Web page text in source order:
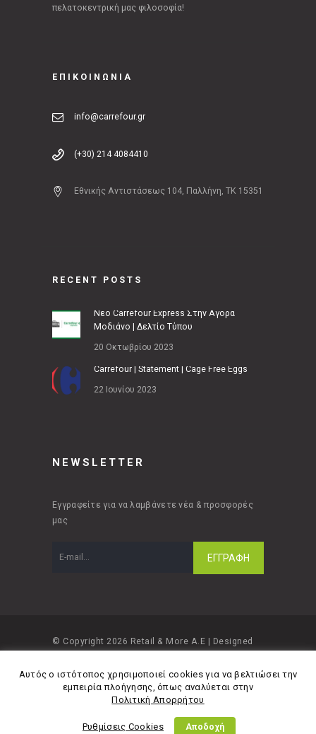
πελατοκεντρική μας φιλοσοφία!
ΕΠΙΚΟΙΝΩΝΙΑ
info@carrefour.gr
(+30) 214 4084410
Εθνικής Αντιστάσεως 104, Παλλήνη, ΤΚ 15351
RECENT POSTS
Νέο Carrefour Express Στην Αγορά
Μοδιάνο | Δελτίο Τύπου
20 Οκτωβρίου 2023
Carrefour | Statement | Cage Free Eggs
22 Ιουνίου 2023
NEWSLETTER
Εγγραφείτε για να λαμβάνετε νέα & προσφορές
μας
© Copyright 2026 Retail & More A.E | Designed
Αυτός ο ιστότοπος χρησιμοποιεί cookies για να βελτιώσει την
εμπειρία πλοήγησης, όπως αναλύεται στην
Πολιτική Απορρήτου
Ρυθμίσεις Cookies Αποδοχή